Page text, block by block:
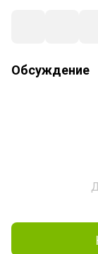
Обсуждение